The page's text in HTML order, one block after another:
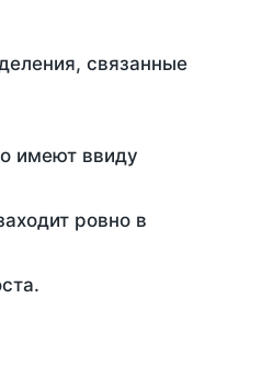
связанные
имеют ввиду
ровно в